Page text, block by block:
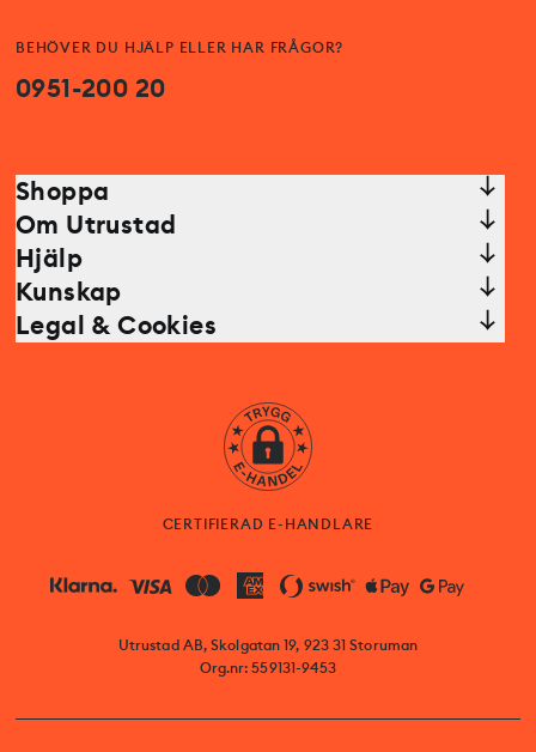
BEHÖVER DU HJÄLP ELLER HAR FRÅGOR?
0951-200 20
Shoppa
Om Utrustad
Hjälp
Kunskap
Legal & Cookies
CERTIFIERAD E-HANDLARE
Utrustad AB, Skolgatan 19, 923 31 Storuman
Org.nr: 559131-9453